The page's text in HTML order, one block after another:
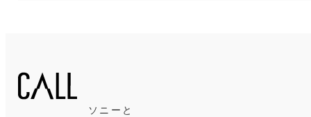
ソニーと